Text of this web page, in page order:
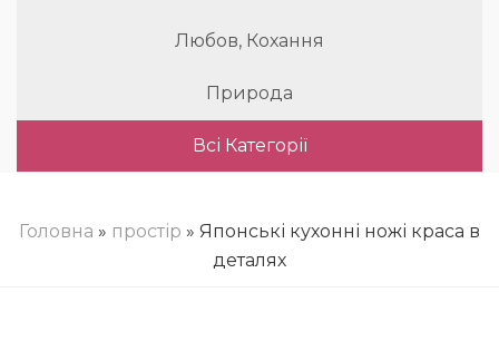
Любов, Кохання
Природа
Всі Категорії
Головна » простір » Японські кухонні ножі краса в
деталях